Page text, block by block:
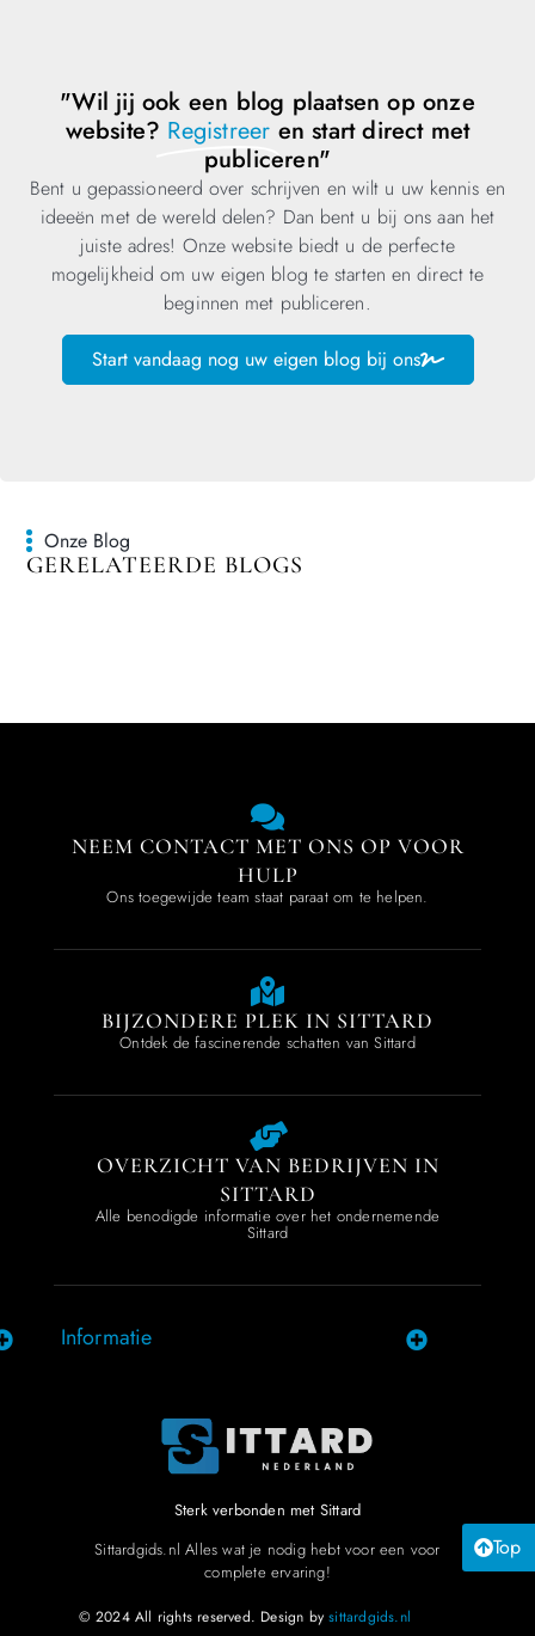
Top
"Wil jij ook een blog plaatsen op onze
website? Registreer en start direct met
publiceren"
Bent u gepassioneerd over schrijven en wilt u uw kennis en
ideeën met de wereld delen? Dan bent u bij ons aan het
juiste adres! Onze website biedt u de perfecte
mogelijkheid om uw eigen blog te starten en direct te
beginnen met publiceren.
Start vandaag nog uw eigen blog bij ons
Onze Blog
GERELATEERDE BLOGS
NEEM CONTACT MET ONS OP VOOR
HULP
Ons toegewijde team staat paraat om te helpen.
BIJZONDERE PLEK IN SITTARD
Ontdek de fascinerende schatten van Sittard
OVERZICHT VAN BEDRIJVEN IN
SITTARD
Alle benodigde informatie over het ondernemende
Sittard
Informatie
Sterk verbonden met Sittard
Sittardgids.nl Alles wat je nodig hebt voor een voor
complete ervaring!
© 2024 All rights reserved. Design bysittardgids.nl